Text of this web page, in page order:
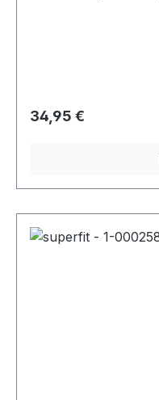
Regulärer Preis:
34,95 €